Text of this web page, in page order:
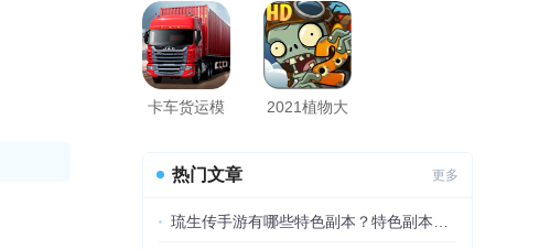
2048(热气球
赛2048安卓
版)
卡车货运模
2021植物大
热门文章 更多